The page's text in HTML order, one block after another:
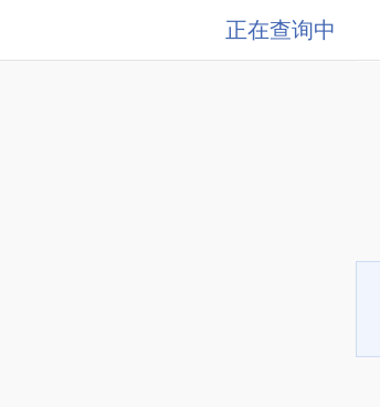
正在查询中